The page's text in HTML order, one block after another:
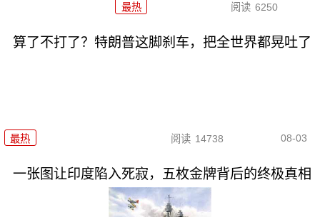
最热 阅读 6250
算了不打了？特朗普这脚刹车，把全世界都晃吐了
最热 阅读 14738 08-03
一张图让印度陷入死寂，五枚金牌背后的终极真相